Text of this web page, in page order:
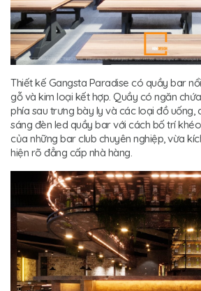
Thiết kế Gangsta Paradise có quầy bar
gỗ và kim loại kết hợp. Quầy có ngăn
phía sau trưng bày ly và các loại đồ uống,
sáng đèn led quầy bar với cách bố trí
của những bar club chuyên nghiệp, vừa
hiện rõ đẳng cấp nhà hàng.